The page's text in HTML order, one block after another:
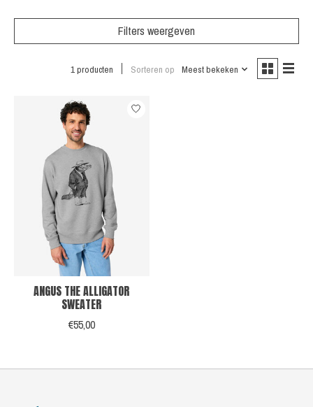
Filters weergeven
1 producten Sorteren op Meest bekeken
ANGUS THE ALLIGATOR
SWEATER
€55,00